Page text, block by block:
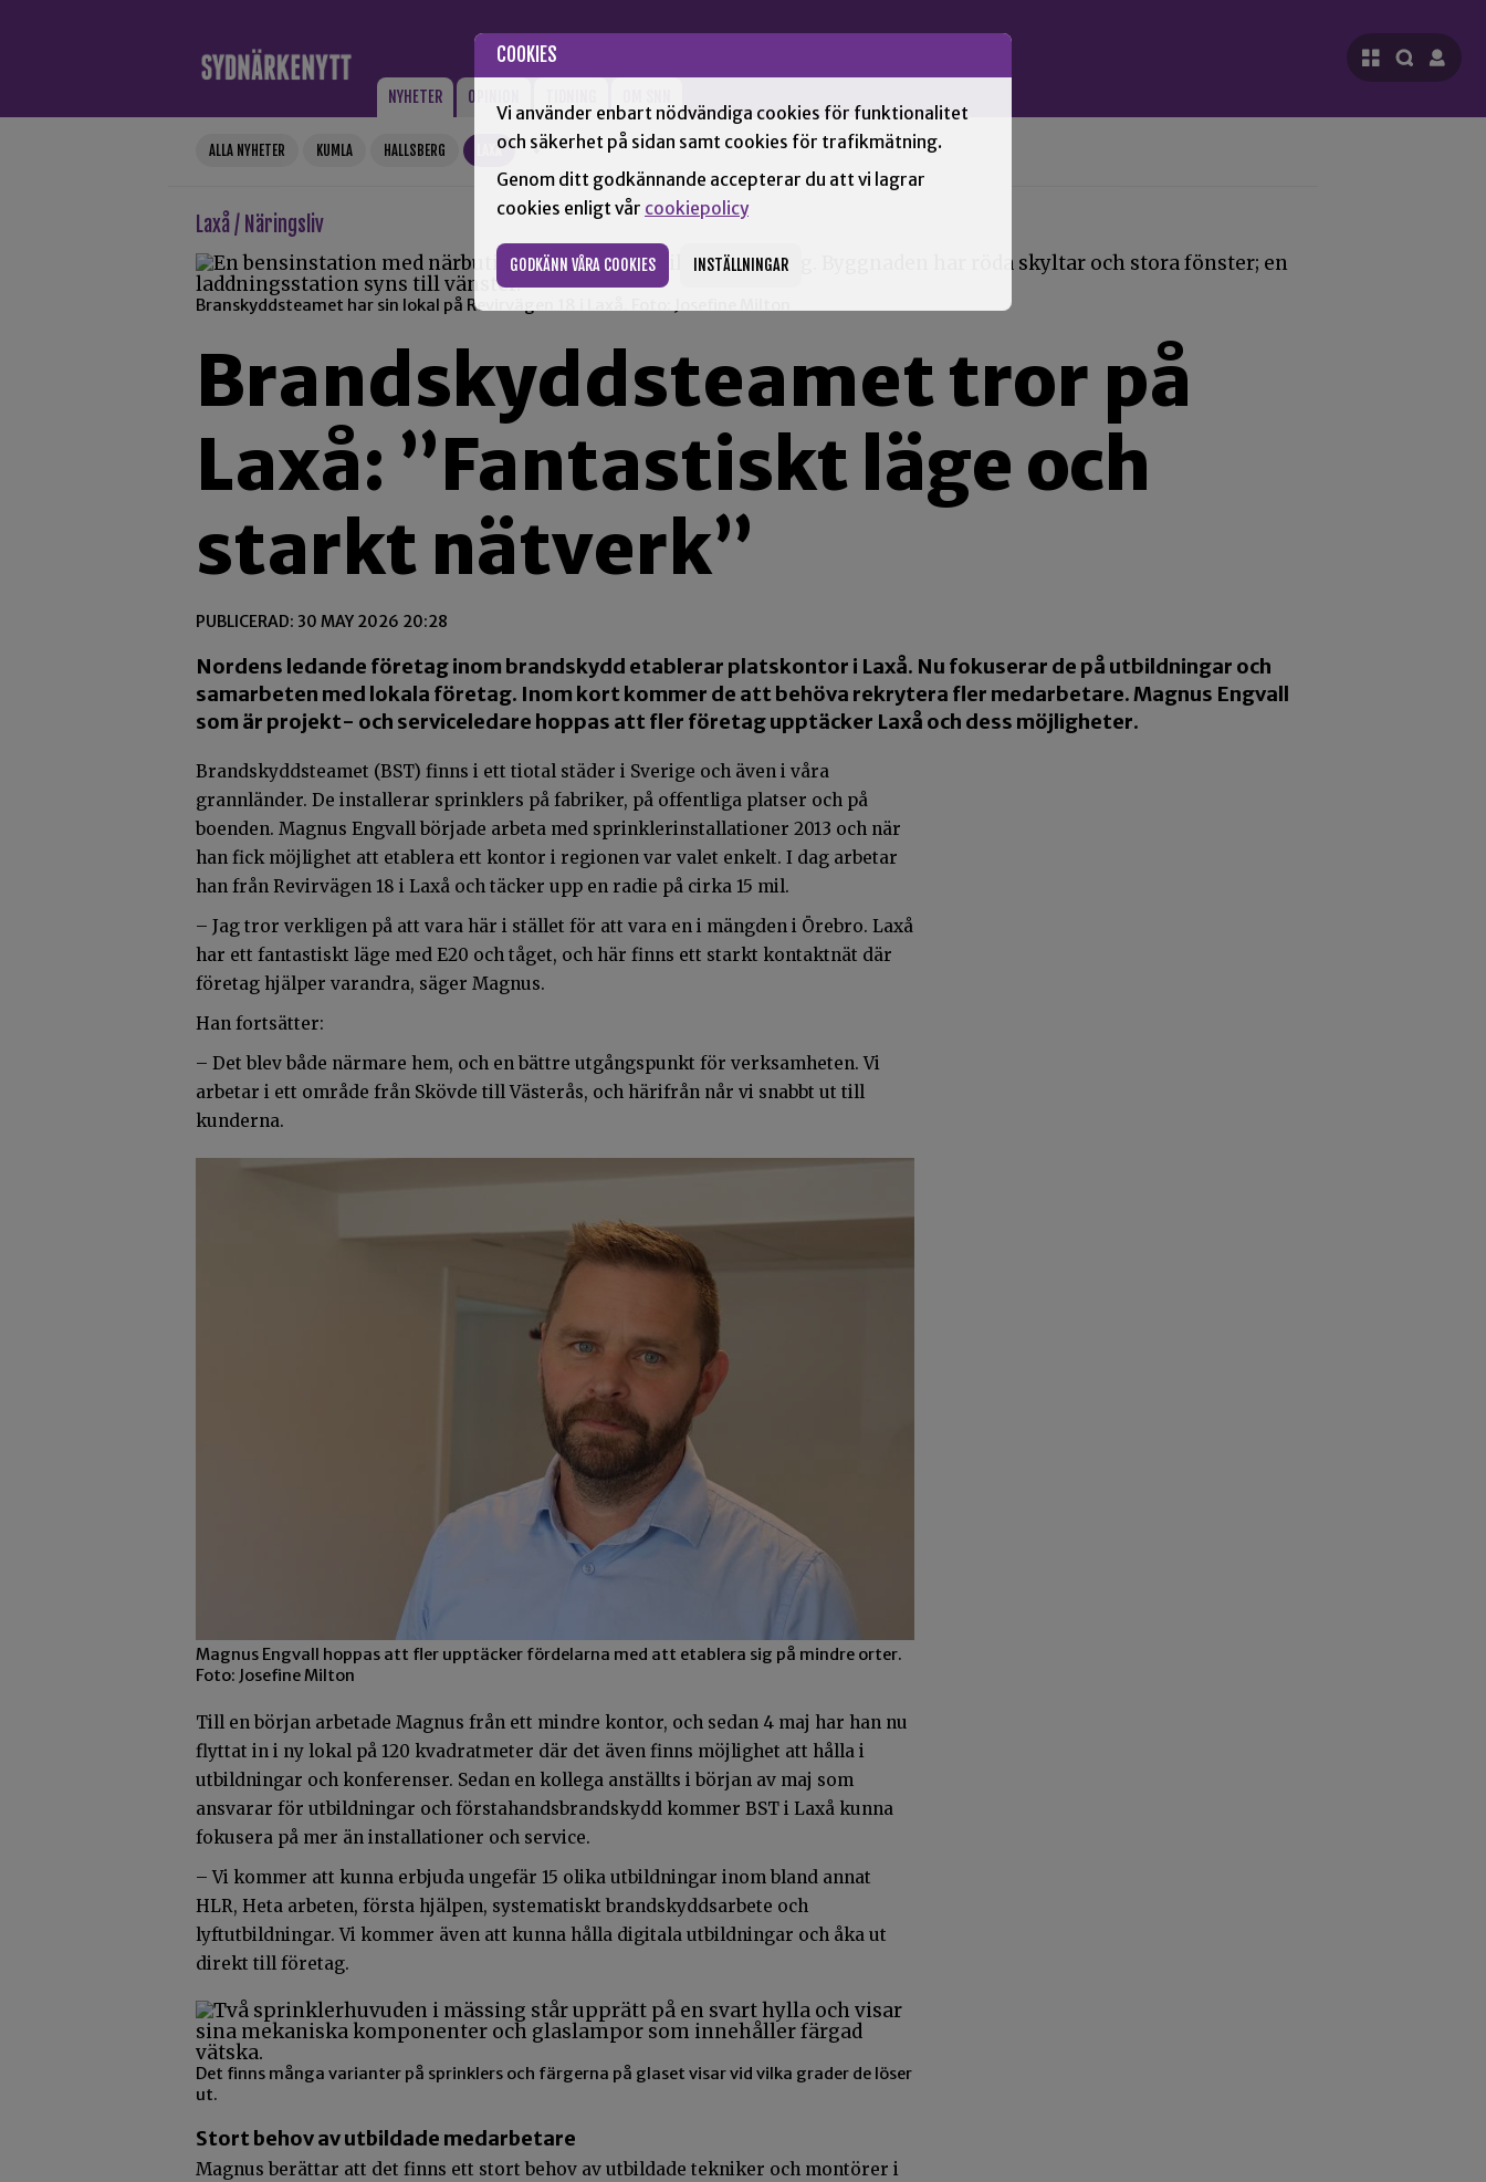
COOKIES
Vi använder enbart nödvändiga cookies för funktionalitet
och säkerhet på sidan samt cookies för trafikmätning.
Genom ditt godkännande accepterar du att vi lagrar
cookies enligt vår cookiepolicy
GODKÄNN VÅRA COOKIES INSTÄLLNINGAR
NYHETER OPINION
ALLA NYHETER KUMLA HALLSBERG LAXÅ +
Laxå / Näringsliv
Branskyddsteamet har sin lokal på Revirvägen 18 i Laxå. Foto: Josefine Milton
Brandskyddsteamet tror på
Laxå: ”Fantastiskt läge och
starkt nätverk”
PUBLICERAD: 30 MAY 2026 20:28
Nordens ledande företag inom brandskydd etablerar platskontor i Laxå. Nu fokuserar de på utbildningar och
samarbeten med lokala företag. Inom kort kommer de att behöva rekrytera fler medarbetare. Magnus Engvall
som är projekt- och serviceledare hoppas att fler företag upptäcker Laxå och dess möjligheter.
Brandskyddsteamet (BST) finns i ett tiotal städer i Sverige och även i våra
grannländer. De installerar sprinklers på fabriker, på offentliga platser och på
boenden. Magnus Engvall började arbeta med sprinklerinstallationer 2013 och när
han fick möjlighet att etablera ett kontor i regionen var valet enkelt. I dag arbetar
han från Revirvägen 18 i Laxå och täcker upp en radie på cirka 15 mil.
– Jag tror verkligen på att vara här i stället för att vara en i mängden i Örebro. Laxå
har ett fantastiskt läge med E20 och tåget, och här finns ett starkt kontaktnät där
företag hjälper varandra, säger Magnus.
Han fortsätter:
– Det blev både närmare hem, och en bättre utgångspunkt för verksamheten. Vi
arbetar i ett område från Skövde till Västerås, och härifrån når vi snabbt ut till
kunderna.
Magnus Engvall hoppas att fler upptäcker fördelarna med att etablera sig på mindre orter.
Foto: Josefine Milton
Till en början arbetade Magnus från ett mindre kontor, och sedan 4 maj har han nu
flyttat in i ny lokal på 120 kvadratmeter där det även finns möjlighet att hålla i
utbildningar och konferenser. Sedan en kollega anställts i början av maj som
ansvarar för utbildningar och förstahandsbrandskydd kommer BST i Laxå kunna
fokusera på mer än installationer och service.
– Vi kommer att kunna erbjuda ungefär 15 olika utbildningar inom bland annat
HLR, Heta arbeten, första hjälpen, systematiskt brandskyddsarbete och
lyftutbildningar. Vi kommer även att kunna hålla digitala utbildningar och åka ut
direkt till företag.
Det finns många varianter på sprinklers och färgerna på glaset visar vid vilka grader de löser
ut.
Stort behov av utbildade medarbetare
Magnus berättar att det finns ett stort behov av utbildade tekniker och montörer i